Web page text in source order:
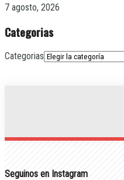
7 agosto, 2026
Categorias
Categorias
Seguinos en Instagram